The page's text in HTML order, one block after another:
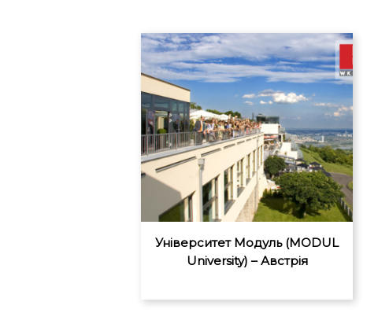
Університет Модуль (MODUL
University) – Австрія